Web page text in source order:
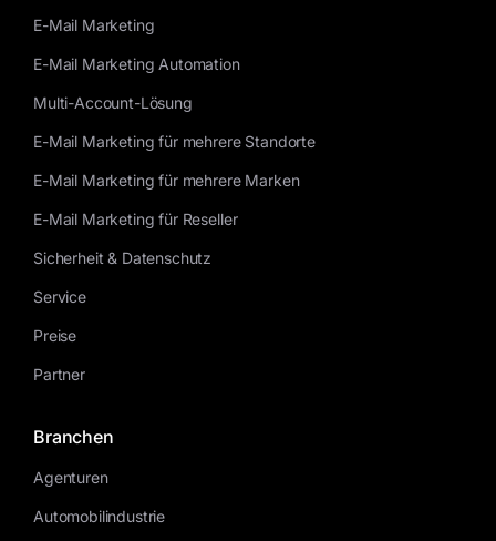
E-Mail Marketing
E-Mail Marketing Automation
Multi-Account-Lösung
E-Mail Marketing für mehrere Standorte
E-Mail Marketing für mehrere Marken
E-Mail Marketing für Reseller
Sicherheit & Datenschutz
Service
Preise
Partner
Branchen
Agenturen
Automobilindustrie